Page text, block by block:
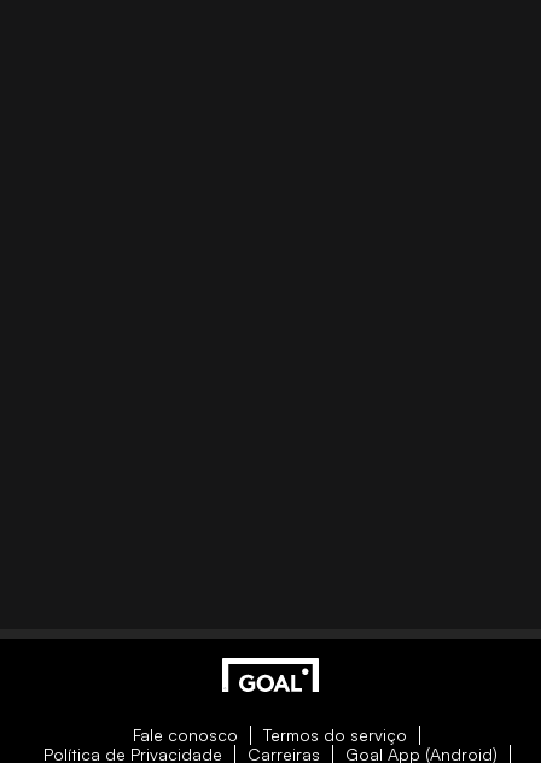
Fale conosco
Termos do serviço
Política de Privacidade
Carreiras Goal App (Android)